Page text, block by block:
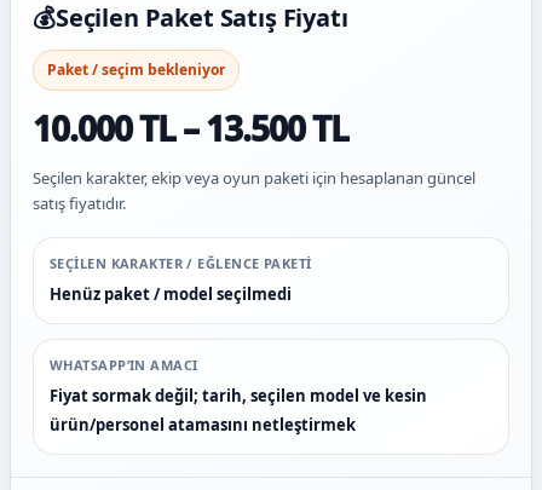
💰Seçilen Paket Satış Fiyatı
Paket / seçim bekleniyor
10.000 TL – 13.500 TL
Seçilen karakter, ekip veya oyun paketi için hesaplanan güncel
satış fiyatıdır.
SEÇILEN KARAKTER / EĞLENCE PAKETI
Henüz paket / model seçilmedi
WHATSAPP’IN AMACI
Fiyat sormak değil; tarih, seçilen model ve kesin
ürün/personel atamasını netleştirmek